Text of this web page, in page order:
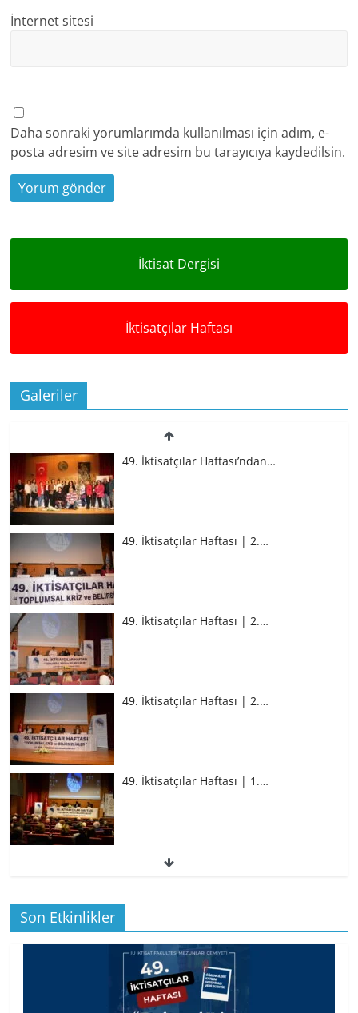
İnternet sitesi
Daha sonraki yorumlarımda kullanılması için adım, e-
posta adresim ve site adresim bu tarayıcıya kaydedilsin.
İktisat Dergisi
İktisatçılar Haftası
Galeriler
49. İktisatçılar Haftası’ndan…
49. İktisatçılar Haftası | 2.…
49. İktisatçılar Haftası | 2.…
49. İktisatçılar Haftası | 2.…
49. İktisatçılar Haftası | 1.…
49. İktisatçılar Haftası | 1.…
BİZ İKTİSATLILAR: İÇİMİZDEN BİRİ PROF.
…
Son Etkinlikler